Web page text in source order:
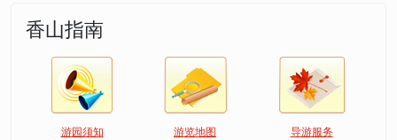
香山指南
游园须知 游览地图 导游服务